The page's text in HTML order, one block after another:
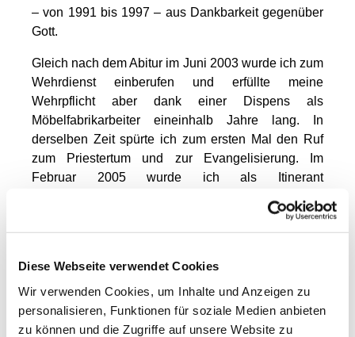
Diese Webseite verwendet Cookies
Wir verwenden Cookies, um Inhalte und Anzeigen zu
personalisieren, Funktionen für soziale Medien anbieten
zu können und die Zugriffe auf unsere Website zu
– von 1991 bis 1997 – aus Dankbarkeit gegenüber
Gott.
Gleich nach dem Abitur im Juni 2003 wurde ich zum
Wehrdienst einberufen und erfüllte meine
Wehrpflicht aber dank einer Dispens als
Möbelfabrikarbeiter eineinhalb Jahre lang. In
derselben Zeit spürte ich zum ersten Mal den Ruf
zum Priestertum und zur Evangelisierung. Im
Februar 2005 wurde ich als Itinerant
entsandt. Ein Jahr später wurde ich weiter zu einem
Berliner Priester nach Berlin-Siemensstadt gesandt.
dass ich mich für das Priesterseminar zur Verfügung
stellte und dann ins Berliner Priesterseminar
"Redemptoris Mater" berufen wurde.